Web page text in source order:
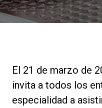
El 21 de marzo de
invita a todos los
especialidad a
Noticias
Nuestros